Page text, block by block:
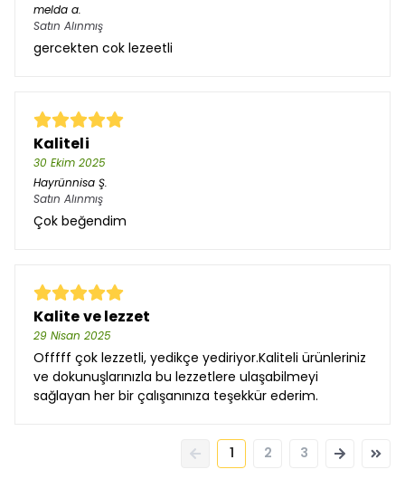
melda a.
Satın Alınmış
gercekten cok lezeetli
Kaliteli
30 Ekim 2025
Hayrünnisa Ş.
Satın Alınmış
Çok beğendim
Kalite ve lezzet
29 Nisan 2025
Offfff çok lezzetli, yedikçe yediriyor.Kaliteli ürünleriniz
ve dokunuşlarınızla bu lezzetlere ulaşabilmeyi
sağlayan her bir çalışanınıza teşekkür ederim.
1 2 3